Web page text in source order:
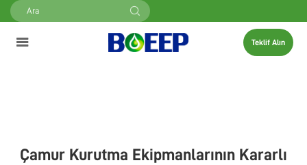
Teklif Alın
Çamur Kurutma Ekipmanlarının Kararlı